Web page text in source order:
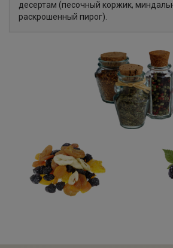
десертам (песочный коржик,
раскрошенный пирог).